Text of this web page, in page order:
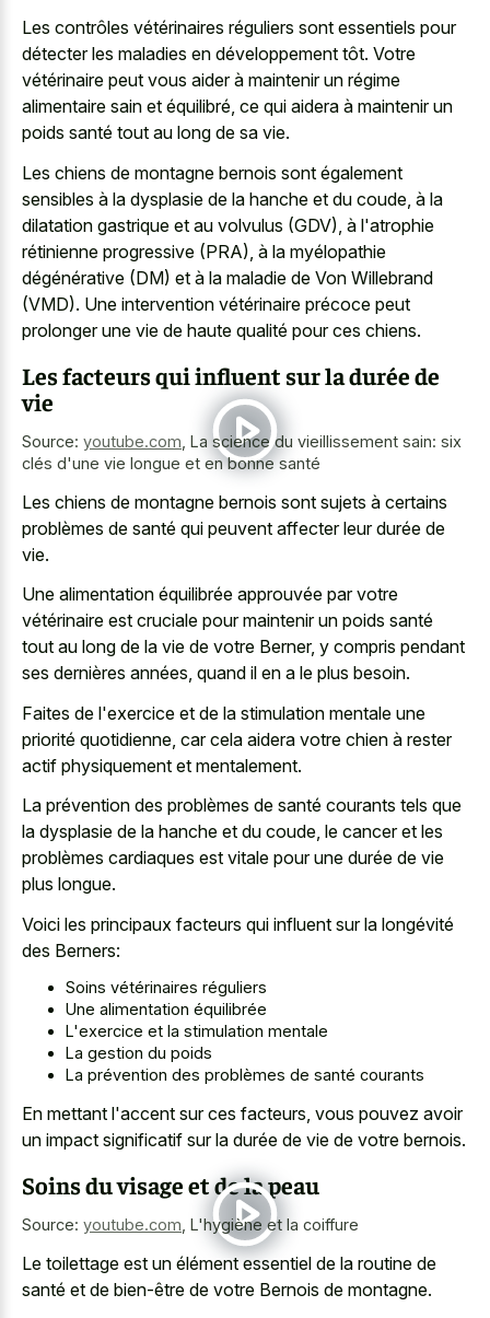
Les contrôles vétérinaires réguliers sont essentiels pour
détecter les maladies en développement tôt. Votre
vétérinaire peut vous aider à maintenir un régime
alimentaire sain et équilibré, ce qui aidera à maintenir un
poids santé tout au long de sa vie.
Les chiens de montagne bernois sont également
sensibles à la dysplasie de la hanche et du coude, à la
dilatation gastrique et au volvulus (GDV), à l'atrophie
rétinienne progressive (PRA), à la myélopathie
dégénérative (DM) et à la maladie de Von Willebrand
(VMD). Une intervention vétérinaire précoce peut
prolonger une vie de haute qualité pour ces chiens.
Les facteurs qui influent sur la durée de
vie
Source: youtube.com La science du vieillissement sain: six
clés d'une vie longue et en bonne santé
Les chiens de montagne bernois sont sujets à certains
problèmes de santé qui peuvent affecter leur durée de
vie.
Une alimentation équilibrée approuvée par votre
vétérinaire est cruciale pour maintenir un poids santé
tout au long de la vie de votre Berner, y compris pendant
ses dernières années, quand il en a le plus besoin.
Faites de l'exercice et de la stimulation mentale une
priorité quotidienne, car cela aidera votre chien à rester
actif physiquement et mentalement.
La prévention des problèmes de santé courants tels que
la dysplasie de la hanche et du coude, le cancer et les
problèmes cardiaques est vitale pour une durée de vie
plus longue.
Voici les principaux facteurs qui influent sur la longévité
des Berners:
Soins vétérinaires réguliers
Une alimentation équilibrée
L'exercice et la stimulation mentale
La gestion du poids
La prévention des problèmes de santé courants
En mettant l'accent sur ces facteurs, vous pouvez avoir
un impact significatif sur la durée de vie de votre bernois.
Soins du visage et de la peau
Source: youtube.com L'hygiène et la coiffure
Le toilettage est un élément essentiel de la routine de
santé et de bien-être de votre Bernois de montagne.